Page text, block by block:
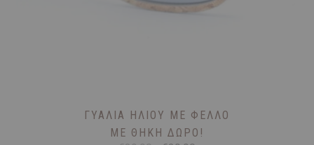
ΓΥΑΛΙΆ ΗΛΊΟΥ ΜΕ ΦΕΛΛΌ
ΜΕ ΘΉΚΗ ΔΏΡΟ!